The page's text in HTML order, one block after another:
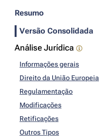
Resumo
Versão Consolidada
Análise Jurídica
Informações gerais
Direito da União Europeia
Regulamentação
Modificações
Retificações
Outros Tipos